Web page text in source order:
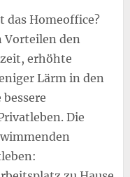
das Homeoffice?
Vorteilen den
erhöhte
Lärm in den
Die